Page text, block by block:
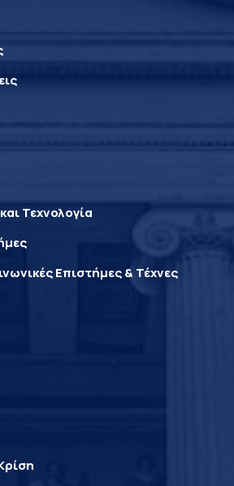
Τεχνολογία
Επιστήμες & Τέχνες